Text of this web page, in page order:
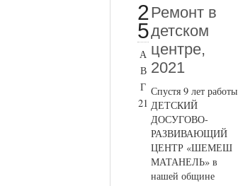
2
5
А
В
Г
21
Ремонт в
детском
центре,
2021
Спустя 9 лет работы
ДЕТСКИЙ
ДОСУГОВО-
РАЗВИВАЮЩИЙ
ЦЕНТР «ШЕМЕШ
МАТАНЕЛЬ» в
нашей общине